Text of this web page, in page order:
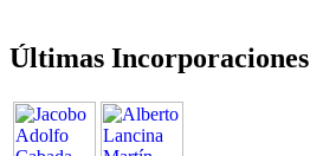
Últimas Incorporaciones